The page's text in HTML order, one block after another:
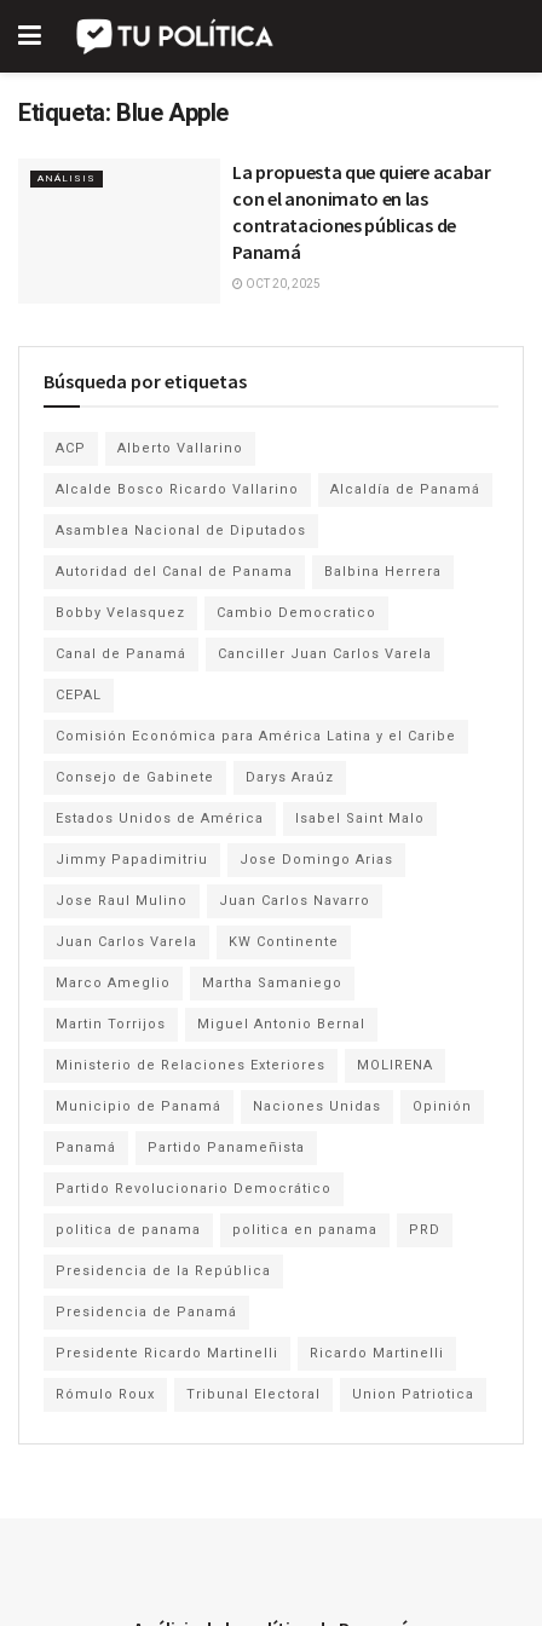
Etiqueta: Blue Apple
ANÁLISIS
La propuesta que quiere acabar
con el anonimato en las
contrataciones públicas de
Panamá
OCT 20, 2025
Búsqueda por etiquetas
ACP Alberto Vallarino
Alcalde Bosco Ricardo Vallarino Alcaldía de Panamá
Asamblea Nacional de Diputados
Autoridad del Canal de Panama Balbina Herrera
Bobby Velasquez Cambio Democratico
Canal de Panamá Canciller Juan Carlos Varela
CEPAL
Comisión Económica para América Latina y el Caribe
Consejo de Gabinete Darys Araúz
Estados Unidos de América Isabel Saint Malo
Jimmy Papadimitriu Jose Domingo Arias
Jose Raul Mulino Juan Carlos Navarro
Juan Carlos Varela KW Continente
Marco Ameglio Martha Samaniego
Martin Torrijos Miguel Antonio Bernal
Ministerio de Relaciones Exteriores MOLIRENA
Municipio de Panamá Naciones Unidas Opinión
Panamá Partido Panameñista
Partido Revolucionario Democrático
politica de panama politica en panama PRD
Presidencia de la República
Presidencia de Panamá
Presidente Ricardo Martinelli Ricardo Martinelli
Rómulo Roux Tribunal Electoral Union Patriotica